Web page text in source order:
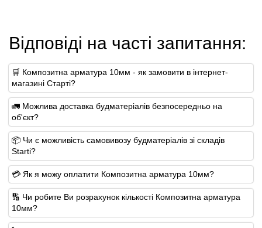
Відповіді на часті запитання:
🛒 Композитна арматура 10мм - як замовити в інтернет-
магазині Старті?
🚛 Можлива доставка будматеріалів безпосередньо на
об'єкт?
📦 Чи є можливість самовивозу будматеріалів зі складів
Starti?
💳 Як я можу оплатити Композитна арматура 10мм?
🔢 Чи робите Ви розрахунок кількості Композитна арматура
10мм?